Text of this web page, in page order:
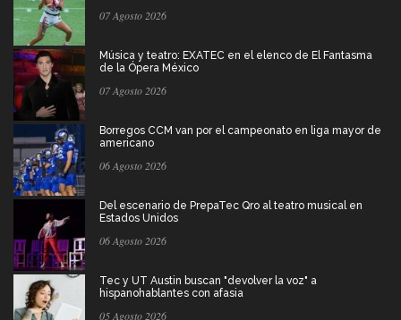
07 Agosto 2026
Música y teatro: EXATEC en el elenco de El Fantasma
de la Ópera México
07 Agosto 2026
Borregos CCM van por el campeonato en liga mayor de
americano
06 Agosto 2026
Del escenario de PrepaTec Qro al teatro musical en
Estados Unidos
06 Agosto 2026
Tec y UT Austin buscan "devolver la voz" a
hispanohablantes con afasia
05 Agosto 2026